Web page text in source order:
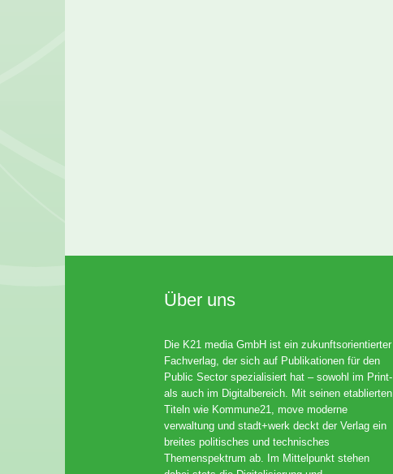
Über uns
Die K21 media GmbH ist ein zukunftsorientierter
Fachverlag, der sich auf Publikationen für den
Public Sector spezialisiert hat – sowohl im Print-
als auch im Digitalbereich. Mit seinen etablierten
Titeln wie Kommune21, move moderne
verwaltung und stadt+werk deckt der Verlag ein
breites politisches und technisches
Themenspektrum ab. Im Mittelpunkt stehen